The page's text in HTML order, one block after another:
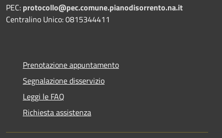
PEC: protocollo@pec.comune.pianodisorrento.na.it
Centralino Unico: 0815344411
Prenotazione appuntamento
Segnalazione disservizio
Leggi le FAQ
Richiesta assistenza